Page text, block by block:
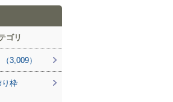
ゴリ
3,009）
り枠